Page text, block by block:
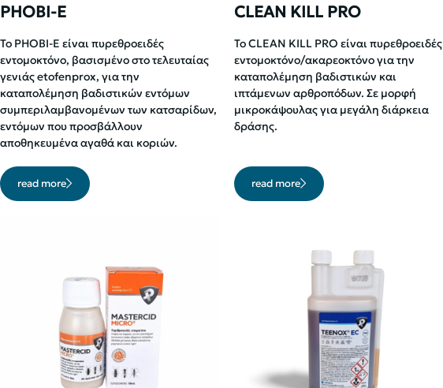
PHOBI-E
Το PHOBI-E είναι πυρεθροειδές
εντομοκτόνο, βασισμένο στο τελευταίας
γενιάς etofenprox, για την
καταπολέμηση βαδιστικών εντόμων
συμπεριλαμβανομένων των κατσαρίδων,
εντόμων που προσβάλλουν
αποθηκευμένα αγαθά και κοριών.
read more
CLEAN KILL PRO
Το CLEAN KILL PRO είναι πυρεθροειδές
εντομοκτόνο/ακαρεοκτόνο για την
καταπολέμηση βαδιστικών και
ιπτάμενων αρθροπόδων. Σε μορφή
μικροκάψουλας για μεγάλη διάρκεια
δράσης.
read more